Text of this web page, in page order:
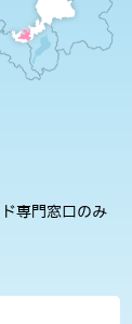
専門窓口のみ